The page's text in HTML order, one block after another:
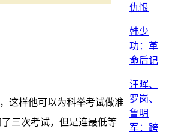
这样他可以为科举考试做准
三次考试，但是连最低等
仇恨
韩少
功：革
命后记
汪晖、
罗岗、
鲁明
军：跨